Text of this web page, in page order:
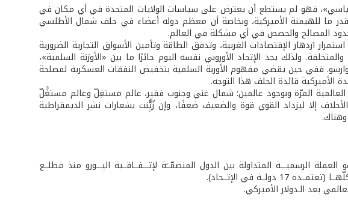
سياسي»، فهو لم يستطع أن يعترض على سياسات الولايات المتحدة في أي مكان في
ما للهيمنة الأميركية، وبخاصة أن معظم دوله أعضاء في حلف شمال الأطلسي
حدود المصالح والحصص في أي مشكلة في العالم.
ازدهار الإقتصادات الغربية، وتدفق الطاقة وتأمين الأسواق التجارية الضرورية
ولذلك يجد الإتحاد الأوروبي نفسه اليوم حائرًا ما بين «الأورَبَة السلمية»،
ففي حين يقضي مفهوم الأوربة السلمية بتخفيض النفقات العسكرية لمصلحة
الأميركية قائدة الحلف هذا التوجه.
العالمية المرّة وبوجود عالمين: شمال غني وجنوب فقير، عالم مستغِلّ وعالم مستغَََلّ
إلا ليزداد القوي قوة والضعيف ضعفًا، وإن زُيَِّّنت بشعارات نشر الديمقراطية
بين المصارف منذ العــام 1999، وأصبح هو العملة الرسميـــة المتداولة بين الدول المنضمّــَة لإتـــفــاقــية اليـــورو منذ مطلــع
بعد الـدولار الأميركي.